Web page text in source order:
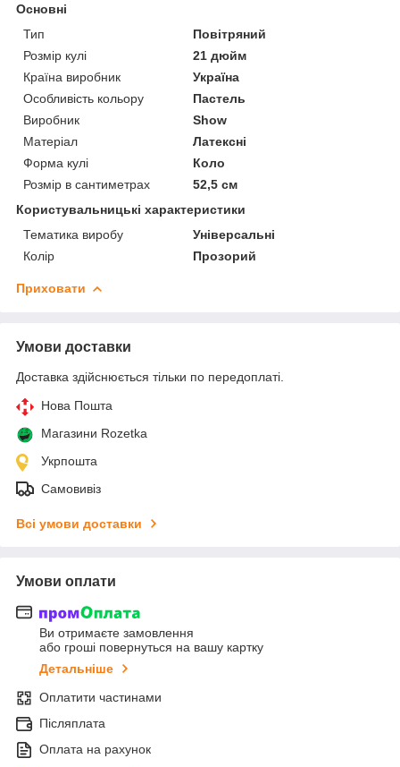
Основні
Тип
Повітряний
Розмір кулі
21 дюйм
Країна виробник
Україна
Особливість кольору
Пастель
Виробник
Show
Матеріал
Латексні
Форма кулі
Коло
Розмір в сантиметрах
52,5 см
Користувальницькі характеристики
Тематика виробу
Універсальні
Колір
Прозорий
Приховати
Умови доставки
Доставка здійснюється тільки по передоплаті.
Нова Пошта
Магазини Rozetka
Укрпошта
Самовивіз
Всі умови доставки
Умови оплати
Ви отримаєте замовлення
або гроші повернуться на вашу картку
Детальніше
Оплатити частинами
Післяплата
Оплата на рахунок